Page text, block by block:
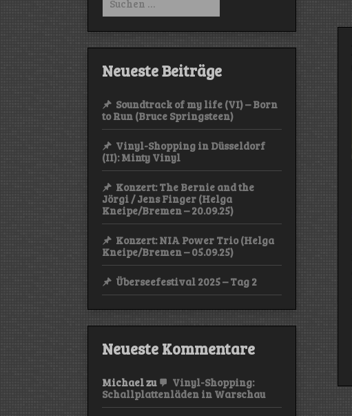
nach:
Neueste Beiträge
Soundtrack of my life (VI) – Born
to Run (Bruce Springsteen)
Vinyl-Shopping in Düsseldorf
(II): Minty Vinyl
Konzert: The Bernie and the
Jörgi / Jens Finger (Helga
Kneipe/Bremen – 20.09.25)
Konzert: NIA Power Trio (Helga
Kneipe/Bremen – 05.09.25)
Überseefestival 2025 – Tag 2
Neueste Kommentare
Michaelzu
Vinyl-Shopping:
Schallplattenläden in Warschau